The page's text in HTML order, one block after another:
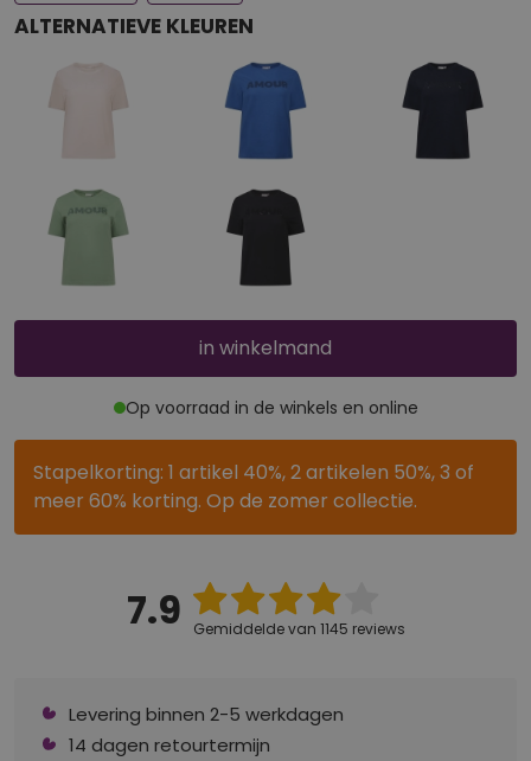
ALTERNATIEVE KLEUREN
in winkelmand
Op voorraad in de winkels en online
Stapelkorting: 1 artikel 40%, 2 artikelen 50%, 3 of
meer 60% korting. Op de zomer collectie.
7.9 Gemiddelde van 1145 reviews
Levering binnen 2-5 werkdagen
14 dagen retourtermijn